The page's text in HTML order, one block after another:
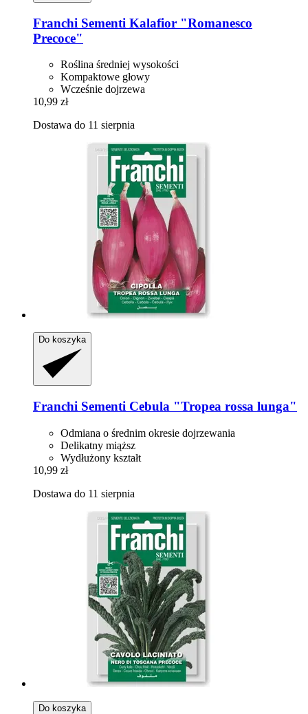
Franchi Sementi Kalafior "Romanesco
Precoce"
Roślina średniej wysokości
Kompaktowe głowy
Wcześnie dojrzewa
10,99 zł
Dostawa do 11 sierpnia
Do koszyka
Franchi Sementi Cebula "Tropea rossa lunga"
Odmiana o średnim okresie dojrzewania
Delikatny miąższ
Wydłużony kształt
10,99 zł
Dostawa do 11 sierpnia
Do koszyka